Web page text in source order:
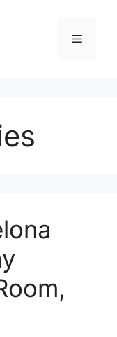
Menú